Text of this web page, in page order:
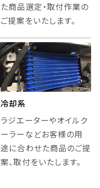
た商品選定・取付作業の
ご提案をいたします。
冷却系
ラジエーターやオイルク
ーラーなどお客様の用
途に合わせた商品のご提
案、取付をいたします。